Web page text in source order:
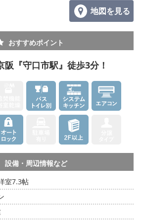
地図を見る
おすすめポイント
『守口市駅』徒歩3分！
設備・周辺情報など
室7.3帖